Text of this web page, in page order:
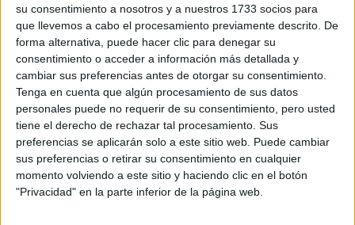
su consentimiento a nosotros y a nuestros 1733 socios para
que llevemos a cabo el procesamiento previamente descrito. De
forma alternativa, puede hacer clic para denegar su
consentimiento o acceder a información más detallada y
cambiar sus preferencias antes de otorgar su consentimiento.
Tenga en cuenta que algún procesamiento de sus datos
personales puede no requerir de su consentimiento, pero usted
tiene el derecho de rechazar tal procesamiento. Sus
preferencias se aplicarán solo a este sitio web. Puede cambiar
sus preferencias o retirar su consentimiento en cualquier
momento volviendo a este sitio y haciendo clic en el botón
"Privacidad" en la parte inferior de la página web.
Notas de corte Economía por
provincias
Oferta en toda España
Economía A Coruña
Economía Albacete
Economía Alicante